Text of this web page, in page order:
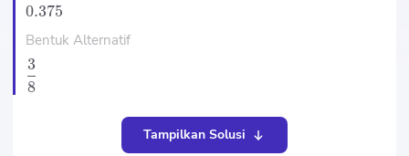
0.375
Bentuk Alternatif
8
3
Tampilkan Solusi